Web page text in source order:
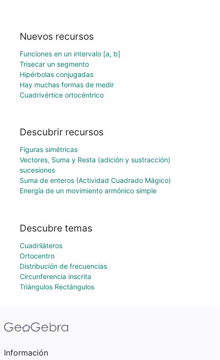
Nuevos recursos
Funciones en un intervalo [a, b]
Trisecar un segmento
Hipérbolas conjugadas
Hay muchas formas de medir
Cuadrivértice ortocéntrico
Descubrir recursos
Figuras simétricas
Vectores, Suma y Resta (adición y sustracción)
sucesiones
Suma de enteros (Actividad Cuadrado Mágico)
Energía de un movimiento armónico simple
Descubre temas
Cuadriláteros
Ortocentro
Distribución de frecuencias
Circunferencia inscrita
Triángulos Rectángulos
Información